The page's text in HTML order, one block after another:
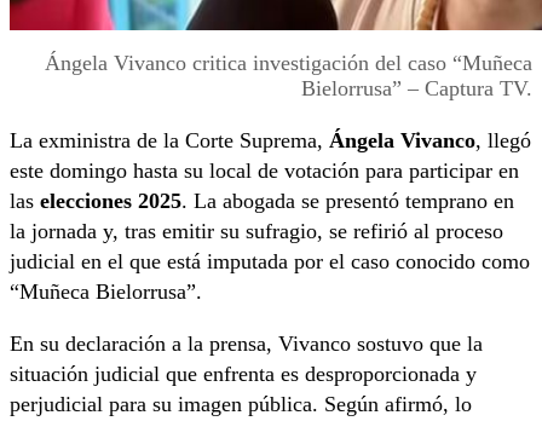
Ángela Vivanco critica investigación del caso “Muñeca
Bielorrusa” – Captura TV.
La exministra de la Corte Suprema, Ángela Vivanco, llegó
este domingo hasta su local de votación para participar en
las elecciones 2025. La abogada se presentó temprano en
la jornada y, tras emitir su sufragio, se refirió al proceso
judicial en el que está imputada por el caso conocido como
“Muñeca Bielorrusa”.
En su declaración a la prensa, Vivanco sostuvo que la
situación judicial que enfrenta es desproporcionada y
perjudicial para su imagen pública. Según afirmó, lo